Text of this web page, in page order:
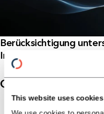
This website uses cookies
Berücksichtigung
Interessenlagen als
Gute Gründe für
Wir verbinden